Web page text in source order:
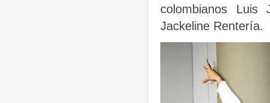
colombianos Luis
Jackeline Rentería.